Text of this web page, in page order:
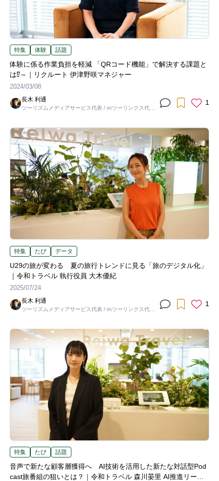
特集 体験 話題
体験に係る作業負担を軽減 「QRコード機能」で解決する課題と
は⁉～｜リクルート 伊津野咲マネジャー
2024/03/08
長木 利通
ツーリズムメディアサービス代表 / ㈱ツーリンクス代表
1
特集 たび データ
U29の旅が変わる 夏の旅行トレンドに見る「旅のデジタル化」
｜令和トラベル 執行役員 大木優紀
2025/07/24
長木 利通
ツーリズムメディアサービス代表 / ㈱ツーリンクス代表
1
特集 たび 話題
音声で新たな顧客層獲得へ AI技術を活用した新たな対話型Pod
cast旅番組の狙いとは？｜令和トラベル 森川晏里 AI推進リーダ